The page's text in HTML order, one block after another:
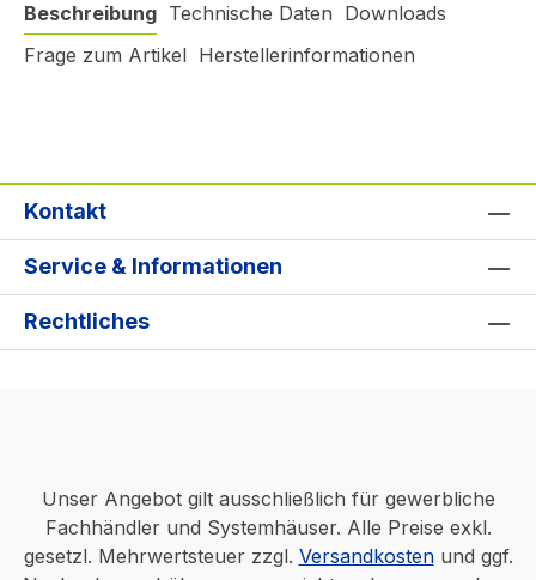
Beschreibung Technische Daten Downloads
Frage zum Artikel Herstellerinformationen
Kontakt
Service & Informationen
Rechtliches
Unser Angebot gilt ausschließlich für gewerbliche
Fachhändler und Systemhäuser. Alle Preise exkl.
gesetzl. Mehrwertsteuer zzgl. Versandkostenund ggf.